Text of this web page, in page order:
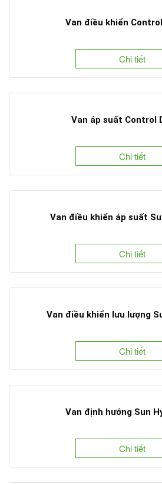
Van điều khiển
Chi tiết
Van áp suất Control
Chi tiết
Van điều khiển áp suất
Chi tiết
Van điều khiển lưu lượng
Chi tiết
Van định hướng Sun
Chi tiết